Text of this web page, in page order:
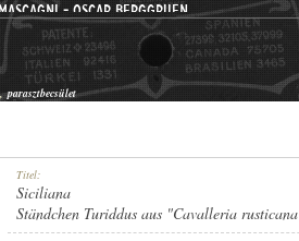
- OSCAR BERGGRUEN
parasztbecsület
Titel:
Siciliana
Ständchen Turiddus aus "Cavalleria